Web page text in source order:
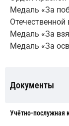
Медаль «За
Отечественной
Медаль «За
Медаль «За
Документы
Учётно-послужная